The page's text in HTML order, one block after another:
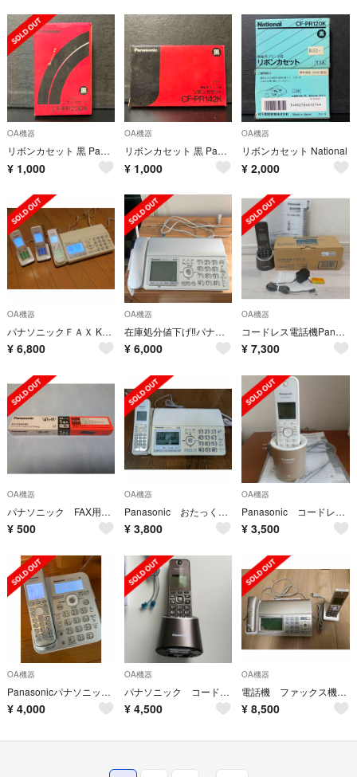
OA機器
リボンカセット 黒 Panasonic
¥ 1,000
OA機器
リボンカセット 黒 Panasonic
¥ 1,000
OA機器
リボンカセット National
¥ 2,000
OA機器
パナソニックＦＡＸ KX-PD583 子機２台付き
¥ 6,800
OA機器
在庫処分値下げ‼️パナソニック デジタルコードレスFAX(親機のみ・子機無し）
¥ 6,000
OA機器
コードレス電話機Panasonic
¥ 7,300
OA機器
パナソニック FAX用インクフィルム KX-FAN190 1本入
¥ 500
OA機器
Panasonic おたっくす KX-PD552W
¥ 3,800
OA機器
Panasonic コードレス電話機 VE-GDS01-T
¥ 3,500
OA機器
Panasonicパナソニック VE-GD51コードレス電話機
¥ 4,000
OA機器
パナソニック コードレス 電話機 未使用品
¥ 4,500
OA機器
電話機 ファックス機 KX-PZ720-N KX-FKD556-N1 親機 子機
¥ 8,500